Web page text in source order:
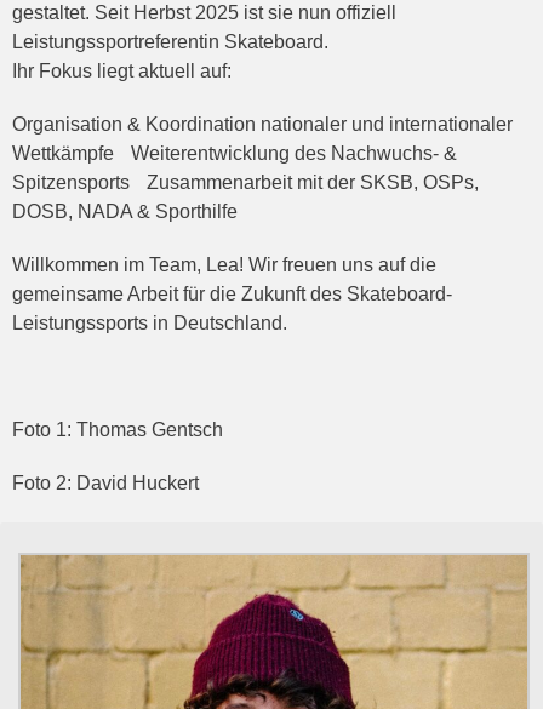
gestaltet. Seit Herbst 2025 ist sie nun offiziell
Leistungssportreferentin Skateboard.
Ihr Fokus liegt aktuell auf:
Organisation & Koordination nationaler und internationaler
Wettkämpfe Weiterentwicklung des Nachwuchs- &
Spitzensports Zusammenarbeit mit der SKSB, OSPs,
DOSB, NADA & Sporthilfe
Willkommen im Team, Lea! Wir freuen uns auf die
gemeinsame Arbeit für die Zukunft des Skateboard-
Leistungssports in Deutschland.
Foto 1: Thomas Gentsch
Foto 2: David Huckert